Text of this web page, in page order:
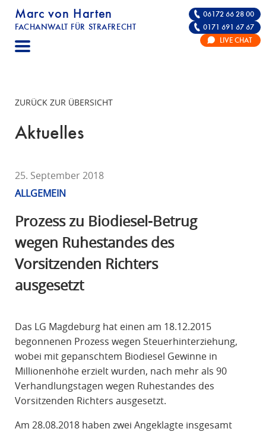
Marc von Harten
FACHANWALT FÜR STRAFRECHT
STRAFRECHT | RECHTSANWALT FÜR DIE
06172 66 28 00
0171 691 67 67
LIVE CHAT
ZURÜCK ZUR ÜBERSICHT
Aktuelles
25. September 2018
ALLGEMEIN
Prozess zu Biodiesel-Betrug
wegen Ruhestandes des
Vorsitzenden Richters
ausgesetzt
Das LG Magdeburg hat einen am 18.12.2015
begonnenen Prozess wegen Steuerhinterziehung,
wobei mit gepanschtem Biodiesel Gewinne in
Millionenhöhe erzielt wurden, nach mehr als 90
Verhandlungstagen wegen Ruhestandes des
Vorsitzenden Richters ausgesetzt.
Am 28.08.2018 haben zwei Angeklagte insgesamt